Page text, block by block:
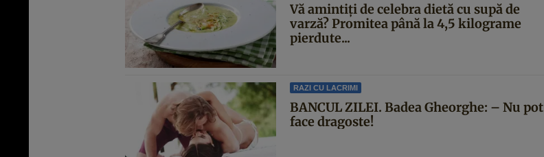
Vă amintiți de celebra dietă cu supă de
varză? Promitea până la 4,5 kilograme
pierdute...
RAZI CU LACRIMI
BANCUL ZILEI. Badea Gheorghe: – Nu pot
face dragoste!